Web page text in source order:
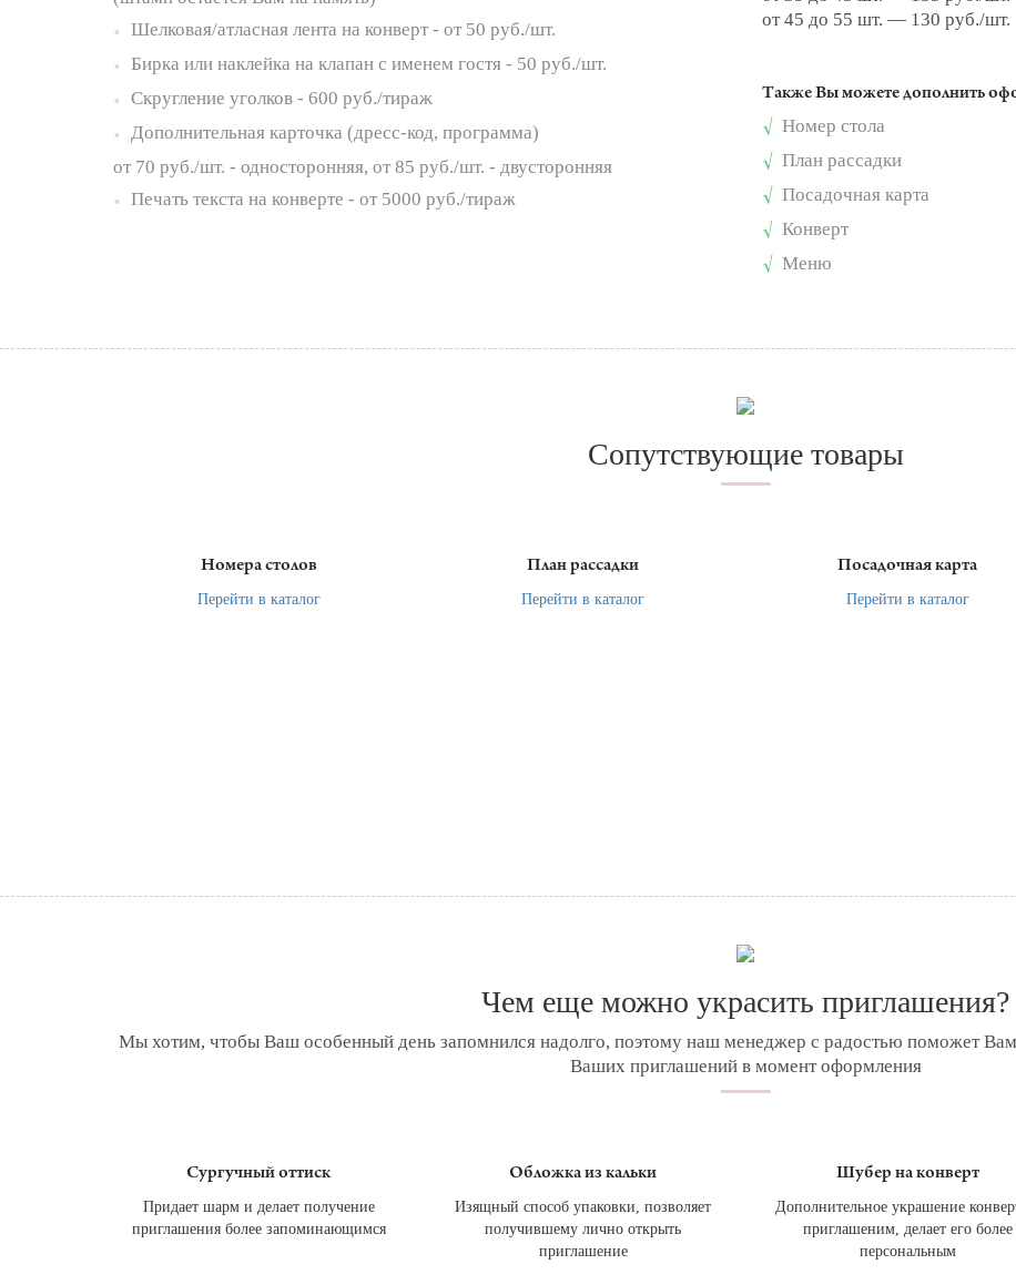
• Шелковая/атласная лента на конверт - от 50 руб./шт.
• Бирка или наклейка на клапан с именем гостя - 50 руб./шт.
• Скругление уголков - 600 руб./тираж
• Дополнительная карточка (дресс-код, программа)
от 70 руб./шт. - односторонняя, от 85 руб./шт. - двусторонняя
• Печать текста на конверте - от 5000 руб./тираж
от 45 до 55 шт. — 130 руб./шт.
Также Вы можете дополнить
√ Номер стола
√ План рассадки
√ Посадочная карта
√ Конверт
√ Меню
Сопутствующие товары
Номера столов
Перейти в каталог
План рассадки
Перейти в каталог
Посадочная карта
Перейти в каталог
Чем еще можно украсить приглашения?
Мы хотим, чтобы Ваш особенный день запомнился надолго, поэтому наш менеджер с радостью поможет
Ваших приглашений в момент оформления
Сургучный оттиск
Придает шарм и делает получение
приглашения более запоминающимся
Обложка из кальки
Изящный способ упаковки, позволяет
получившему лично открыть
приглашение
Шубер на конверт
Дополнительное украшение
приглашеним, делает его более
персональным